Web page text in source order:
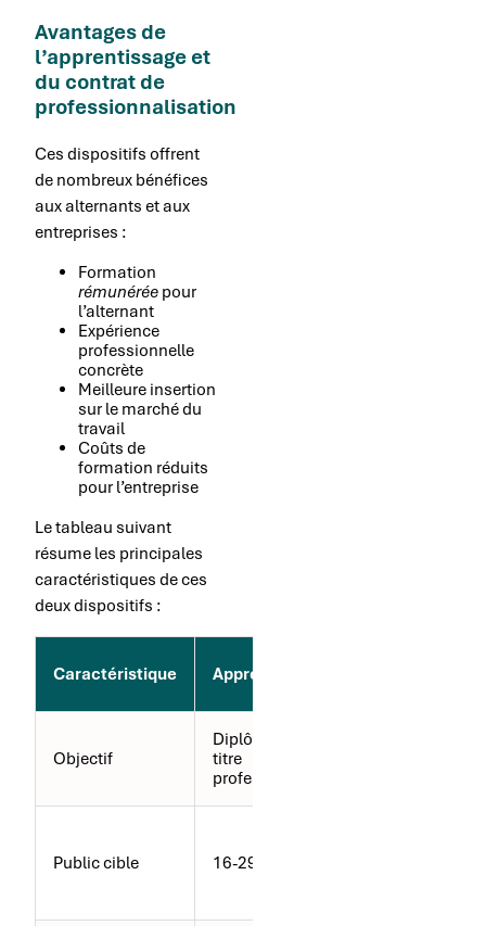
Avantages de
l’apprentissage et
du contrat de
professionnalisation
Ces dispositifs offrent
de nombreux bénéfices
aux alternants et aux
entreprises :
Formation
rémunérée pour
l’alternant
Expérience
professionnelle
concrète
Meilleure insertion
sur le marché du
travail
Coûts de
formation réduits
pour l’entreprise
Le tableau suivant
résume les principales
caractéristiques de ces
deux dispositifs :
Caractéristique Apprentissage
Objectif
Diplôme ou
titre
professionnel
Public cible 16-29 ans